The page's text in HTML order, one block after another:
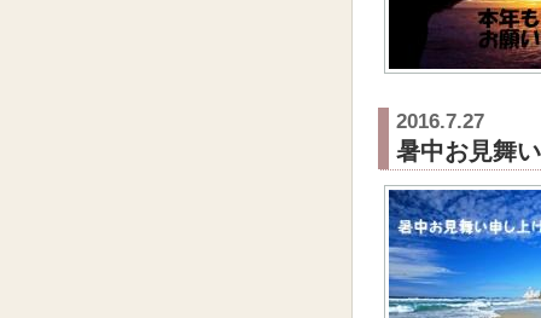
2016.7.27
暑中お見舞